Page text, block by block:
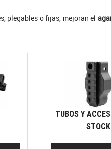
plegables o fijas, mejoran el
TUBOS Y
STOCK